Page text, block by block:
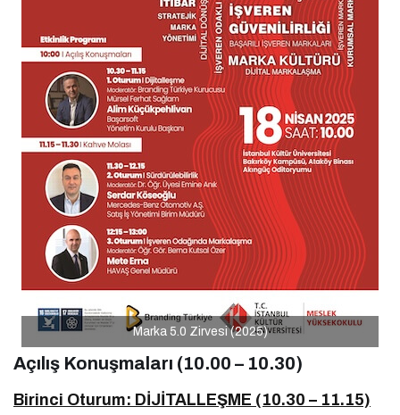
Marka 5.0 Zirvesi (2025)
Açılış Konuşmaları (10.00 – 10.30)
Birinci Oturum: DİJİTALLEŞME (10.30 – 11.15)